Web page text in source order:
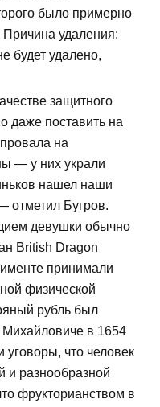
было примерно
удаления:
будет удалено,
защитного
даже поставить на
на
— у них украли
нашел наши
отметил Бугров.
девушки обычно
British Dragon
принимали
физической
рубль был
Михайловиче в 1654
уговоры, что человек
и разнообразной
фрукторианством в